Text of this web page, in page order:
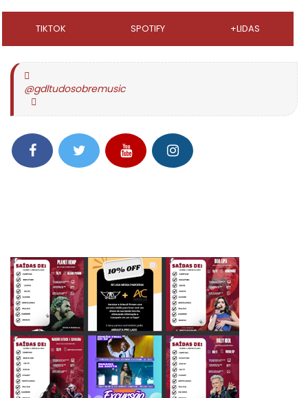
TIKTOK SPOTIFY +LIDAS
@gdltudosobremusic